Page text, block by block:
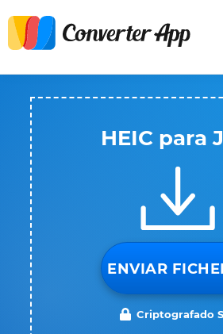
HEIC para
ENVIAR
Criptografado